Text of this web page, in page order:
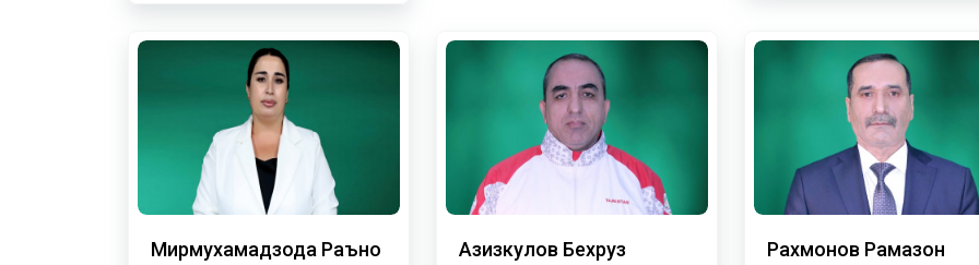
Мирмухамадзода Раъно
Азизкулов Бехруз
Рахмонов Рамазон